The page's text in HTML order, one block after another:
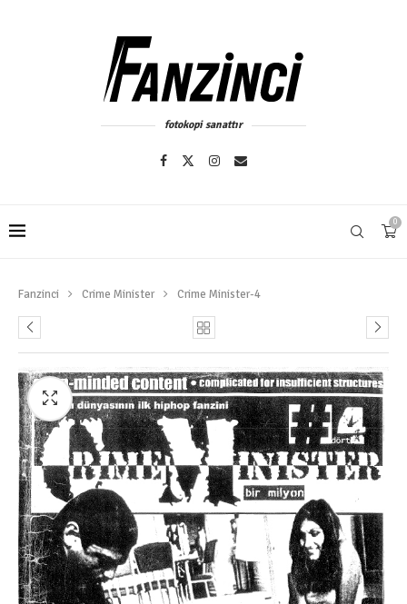
fotokopi sanattır
0
Fanzinci Crime Minister Crime Minister-4